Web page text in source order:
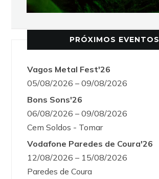
PRÓXIMOS EVENTOS
Vagos Metal Fest'26
05/08/2026 – 09/08/2026
Bons Sons'26
06/08/2026 – 09/08/2026
Cem Soldos - Tomar
Vodafone Paredes de Coura'26
12/08/2026 – 15/08/2026
Paredes de Coura